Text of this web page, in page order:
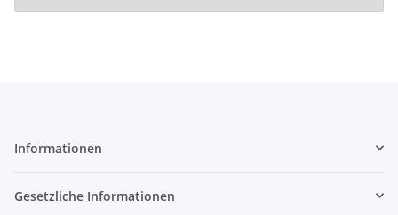
Informationen
Gesetzliche Informationen